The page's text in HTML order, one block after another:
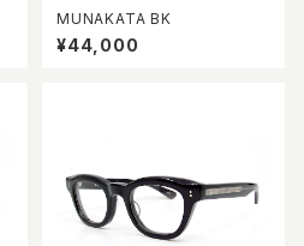
MUNAKATA BK
¥44,000